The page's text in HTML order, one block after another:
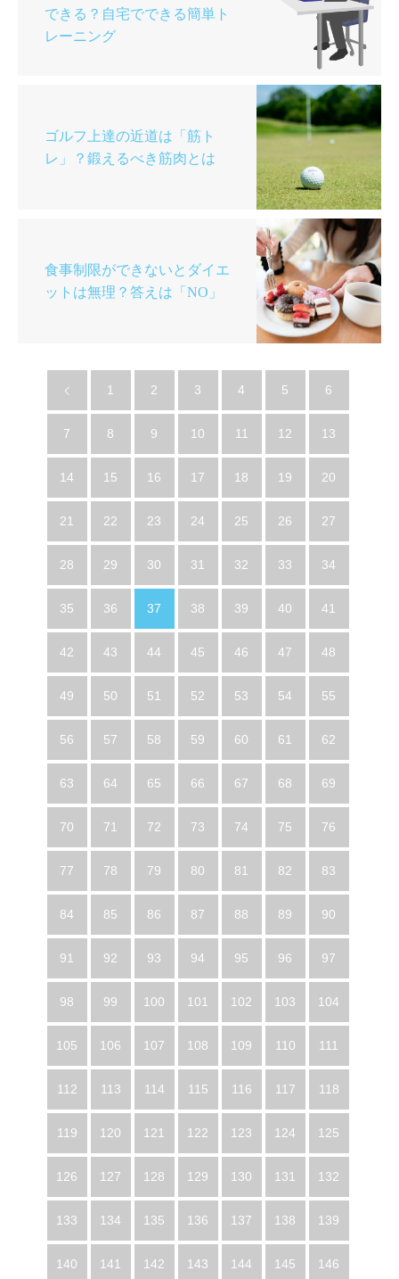
できる？自宅でできる簡単ト
レーニング
ゴルフ上達の近道は「筋ト
レ」？鍛えるべき筋肉とは
食事制限ができないとダイエ
ットは無理？答えは「NO」
1 2 3 4 5 6
7 8 9 10 11 12 13
14 15 16 17 18 19 20
21 22 23 24 25 26 27
28 29 30 31 32 33 34
35 36 37 38 39 40 41
42 43 44 45 46 47 48
49 50 51 52 53 54 55
56 57 58 59 60 61 62
63 64 65 66 67 68 69
70 71 72 73 74 75 76
77 78 79 80 81 82 83
84 85 86 87 88 89 90
91 92 93 94 95 96 97
98 99 100 101 102 103 104
105 106 107 108 109 110 111
112 113 114 115 116 117 118
119 120 121 122 123 124 125
126 127 128 129 130 131 132
133 134 135 136 137 138 139
140 141 142 143 144 145 146